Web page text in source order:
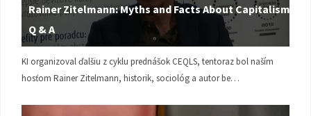
Rainer Zitelmann: Myths and Facts About Capitalism |
Q & A
KI organizoval ďalšiu z cyklu prednášok CEQLS, tentoraz bol naším
hosťom Rainer Zitelmann, historik, sociológ a autor be…